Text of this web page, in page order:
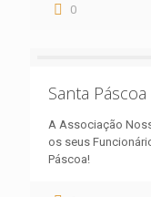
0
Santa Páscoa
A Associação
os seus
Páscoa!